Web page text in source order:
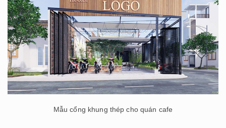
Mẫu cổng khung thép cho quán cafe